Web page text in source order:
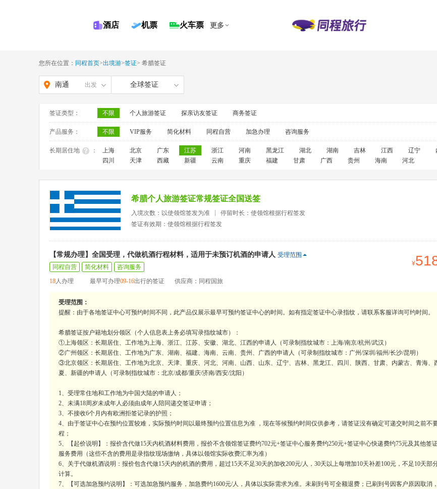
酒店 机票 火车票 更多
您所在位置： 同程首页>出境游>签证> 希腊签证
南通 出发 全球签证
签证类型： 不限 个人旅游签证 探亲访友签证 商务签证
产品服务： 不限 VIP服务 简化材料 同程自营 加急办理 咨询服务
长期居住地 ： 上海 北京 广东 江苏 浙江 河南 黑龙江 湖北 湖南 吉林 江西 辽宁
四川
天津 西藏 新疆 云南 重庆 福建 甘肃 广西 贵州 海南 河北
希腊个人旅游签证常规签证全国送签
入境次数：以使领馆签发为准
停留时长：使领馆根据行程签发
签证有效期：使领馆根据行程签发
【常规办理】全国受理，代做机酒行程材料，适用于未预订机酒的申请人 受理范围
同程自营
简化材料
咨询服务
18人办理 最早可办理09-16出行的签证 供应商：同程国旅
受理范围：
提醒：由于各地签证中心可预约时间不同，此产品仅展示最早可预约签证中心的时间。如有指定签证中心录指纹，请联系客服详询可约时间。
希腊签证按户籍地划分领区（个人信息表上务必填写录指纹城市）：
①上海领区：长期居住、工作地为上海、浙江、江苏、安徽、湖北、江西的申请人（可录制指纹城市：上海/南京/杭州/武汉）
②广州领区：长期居住、工作地为广东、湖南、福建、海南、云南、贵州、广西的申请人（可录制指纹城市：广州/深圳/福州/长沙/昆明）
③北京领区：长期居住、工作地为北京、天津、重庆、河北、河南、山西、山东、辽宁、吉林、黑龙江、四川、陕西、甘肃、内蒙古、青海、
夏、新疆的申请人（可录制指纹城市：北京/成都/重庆/济南/西安/沈阳）
1、受理常住地和工作地为中国大陆的申请人；
2、未满18周岁未成年人必须由成年人陪同递交签证申请；
3、不接收6个月内有欧洲拒签记录的护照；
4、由于签证中心在预约位置较难，实际预约时间以最终预约位置信息为准 ，现在等候预约时间仅供参考，请签证没有确定可递交时间之前不
程；
5、【起价说明】：报价含代做15天内机酒材料费用，报价不含领馆签证费约702元+签证中心服务费约250元+签证中心快递费约75元及其他签
服务费用（这些不含的费用是录指纹现场缴纳，具体以领馆实际收费汇率为准）
6、关于代做机酒说明：报价包含代做15天内的机酒的费用，超过15天不足30天的加收200元/人，30天以上每增加10天补差100元，不足10天部
计算。
7、【可选加急预约说明】：可选加急预约服务，加急费约1600元/人，具体以实际需求为准。未刷到号可全额退费；已刷到号因客户原因取消